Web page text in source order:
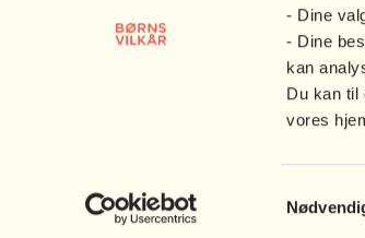
- Dine
- Dine
kan
Du kan til
vores